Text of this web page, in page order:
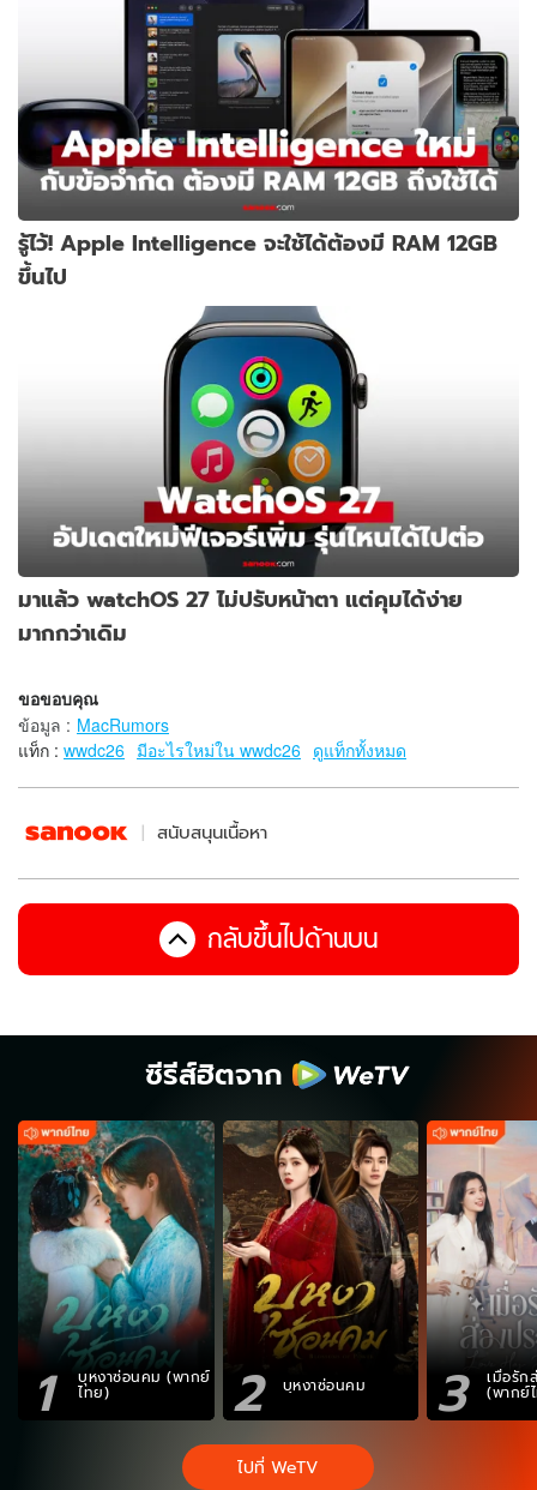
รู้ไว้! Apple Intelligence จะใช้ได้ต้องมี RAM 12GB
ขึ้นไป
มาแล้ว watchOS 27 ไม่ปรับหน้าตา แต่คุมได้ง่าย
มากกว่าเดิม
ขอขอบคุณ
ข้อมูล : MacRumors
แท็ก : wwdc26 มีอะไรใหม่ใน wwdc26 ดูแท็กทั้งหมด
สนับสนุนเนื้อหา
กลับขึ้นไปด้านบน
ซีรีส์ฮิตจาก
1 บุหงาซ่อนคม (พากย์
ไทย) 2 บุหงาซ่อนคม 3 เมื่อรัก
(พากย์
ไปที่ WeTV